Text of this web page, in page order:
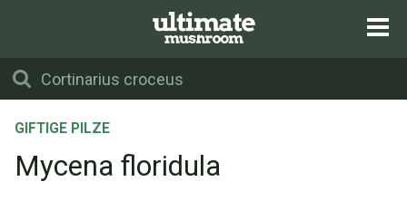
GIFTIGE PILZE
Mycena floridula